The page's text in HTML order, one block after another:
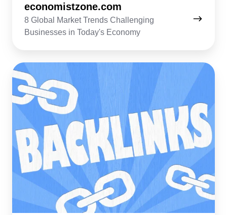
economistzone.com
8 Global Market Trends Challenging
Businesses in Today's Economy
backlinkbuilding.io